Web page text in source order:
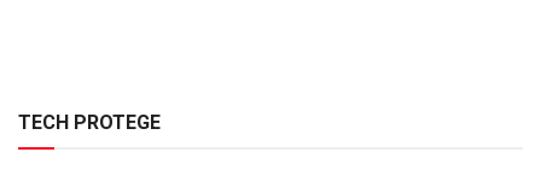
TECH PROTEGE